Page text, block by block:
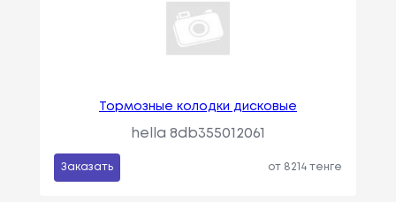
Тормозные колодки дисковые
hella 8db355012061
Заказать от 8214 тенге